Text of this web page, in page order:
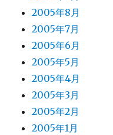
2005年8月
2005年7月
2005年6月
2005年5月
2005年4月
2005年3月
2005年2月
2005年1月